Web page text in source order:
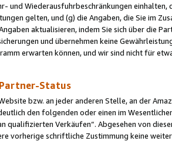
und Wiederausfuhrbeschränkungen
gelten, und (g) die Angaben, die Sie im
aktualisieren, indem Sie sich über die
und übernehmen keine
erwarten können, und wir sind nicht für
Status
bzw. an jeder anderen Stelle, an der
den folgenden oder einen im
qualifizierten Verkäufen“. Abgesehen von
vorherige schriftliche Zustimmung keine